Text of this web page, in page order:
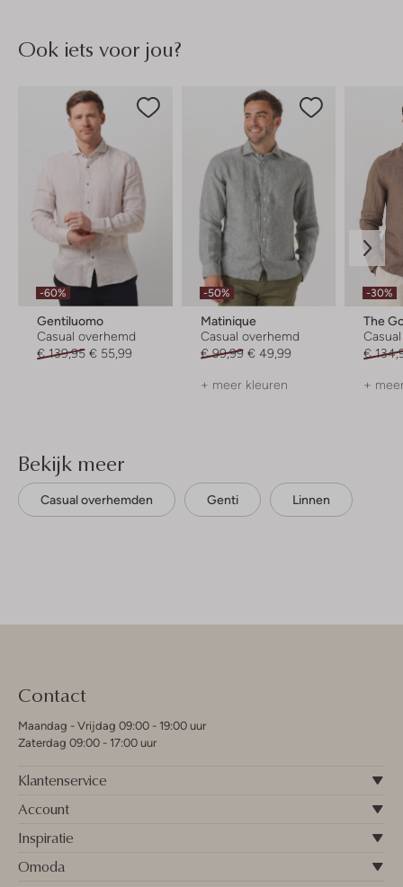
Ook iets voor jou?
-60%
Gentiluomo
Casual overhemd
€ 139,95 € 55,99
-50%
Matinique
Casual overhemd
€ 99,99 € 49,99
+ meer kleuren
-30%
The
€
+
Bekijk meer
Casual overhemden Genti Linnen
Contact
Maandag - Vrijdag 09:00 - 19:00 uur
Zaterdag 09:00 - 17:00 uur
Klantenservice
Account
Inspiratie
Omoda